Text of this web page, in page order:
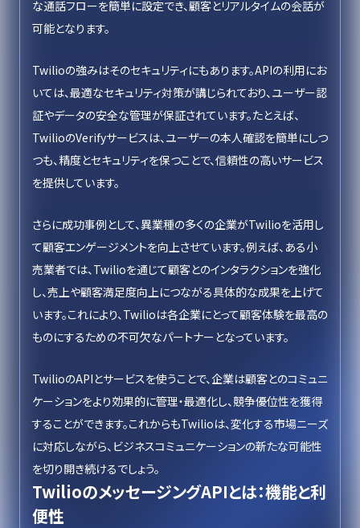
な通話フローを簡単に設定でき、顧客とリアルタイムの会話が
可能となります。
Twilioの強みはそのセキュリティにもあります。APIの利用にお
いては、最適なセキュリティ対策が講じられており、ユーザー認
証やデータの安全な管理が保証されています。たとえば、
TwilioのVerifyサービスは、ユーザーの本人確認を簡単にしつ
つも、精度とセキュリティを保つことで、信頼性の高いサービス
を提供しています。
さらに成功事例として、異業種の多くの企業がTwilioを活用し
て顧客エンゲージメントを向上させています。例えば、ある小
売業者では、Twilioを通じて顧客とのインタラクションを強化
し、売上や顧客満足度向上につながる具体的な成果を上げて
います。これにより、Twilioは各企業にとって顧客体験を最高の
ものにするための不可欠なパートナーとなっています。
TwilioのAPIとサービスを使うことで、企業は顧客とのコミュニ
ケーションをより効果的に管理・最適化し、競争優位性を獲得
することができます。これからもTwilioは、変化する市場ニーズ
に対応しながら、ビジネスコミュニケーションの新たな可能性
を切り開き続けるでしょう。
TwilioのメッセージングAPIとは：機能と利
便性